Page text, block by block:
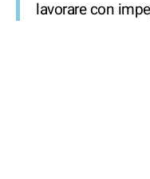
lavorare con